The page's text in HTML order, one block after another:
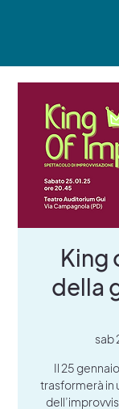
King
della
sab
Il 25
trasformerà in